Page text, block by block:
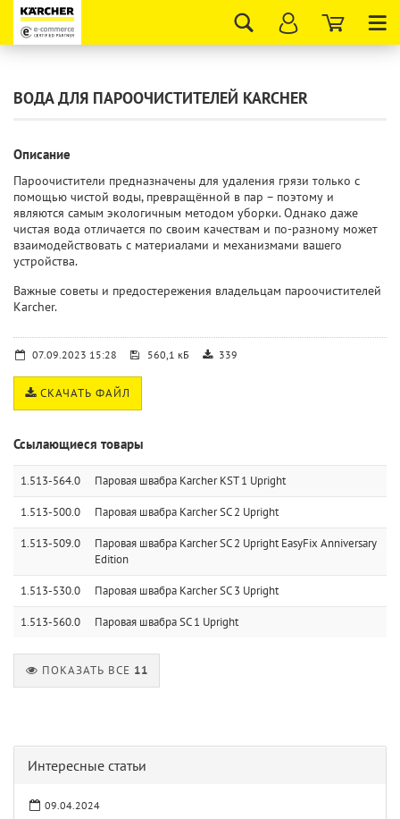
ВОДА ДЛЯ ПАРООЧИСТИТЕЛЕЙ KARCHER
Описание
Пароочистители предназначены для удаления грязи только с
помощью чистой воды, превращённой в пар – поэтому и
являются самым экологичным методом уборки. Однако даже
чистая вода отличается по своим качествам и по-разному может
взаимодействовать с материалами и механизмами вашего
устройства.
Важные советы и предостережения владельцам пароочистителей
Karcher.
07.09.2023 15:28 560,1 кБ 339
СКАЧАТЬ ФАЙЛ
Ссылающиеся товары
1.513-564.0 Паровая швабра Karcher KST 1 Upright
1.513-500.0 Паровая швабра Karcher SC 2 Upright
1.513-509.0
Паровая швабра Karcher SC 2 Upright EasyFix Anniversary
Edition
1.513-530.0 Паровая швабра Karcher SC 3 Upright
1.513-560.0 Паровая швабра SC 1 Upright
ПОКАЗАТЬ ВСЕ 11
Интересные статьи
09.04.2024